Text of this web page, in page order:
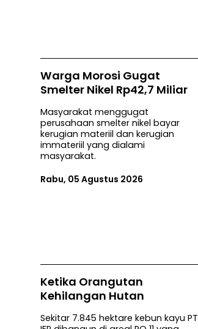
Warga Morosi Gugat
Smelter Nikel Rp42,7 Miliar
Masyarakat menggugat
perusahaan smelter nikel bayar
kerugian materiil dan kerugian
immateriil yang dialami
masyarakat.
Rabu, 05 Agustus 2026
Ketika Orangutan
Kehilangan Hutan
Sekitar 7.845 hektare kebun kayu PT